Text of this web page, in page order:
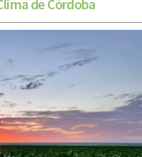
de Córdoba